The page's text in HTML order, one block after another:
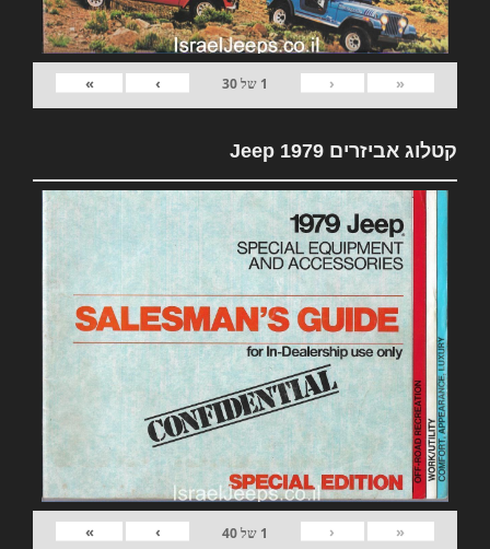
«
‹
1 של30
›
»
קטלוג אביזרים 1979 Jeep
«
‹
1 של40
›
»